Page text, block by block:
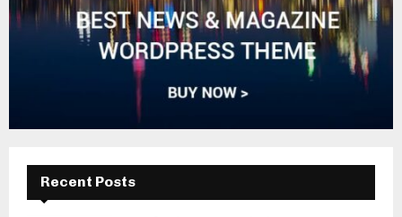
Recent Posts